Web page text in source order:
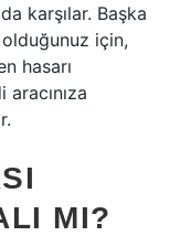
karşılar. Başka
için,
hasarı
MI?